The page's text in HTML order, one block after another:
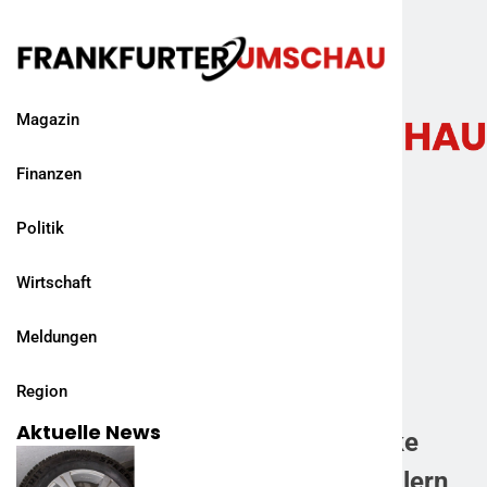
Magazin
Finanzen
Politik
Wirtschaft
Meldungen
Region
Aktuelle News
Hays FKI Q1/2022: Fachkräftelücke